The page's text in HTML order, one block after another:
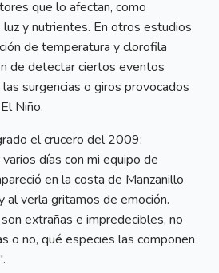
que lo afectan, como
y nutrientes. En otros estudios
de temperatura y clorofila
de detectar ciertos eventos
surgencias o giros provocados
Niño.
el crucero del 2009:
días con mi equipo de
en la costa de Manzanillo
al verla gritamos de emoción.
extrañas e impredecibles, no
o no, qué especies las componen